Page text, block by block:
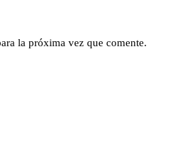
la próxima vez que comente.